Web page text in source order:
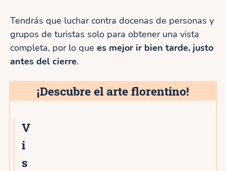
Tendrás que luchar contra docenas de personas y
grupos de turistas solo para obtener una vista
completa, por lo que es mejor ir bien tarde, justo
antes del cierre.
¡Descubre el arte florentino!
V
i
s